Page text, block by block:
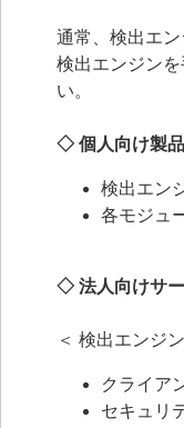
通常、検出エ
検出エンジン
い。
◇ 個人向け製
検出エン
各モジュ
◇ 法人向けサ
＜ 検出エンジ
クライア
セキュリ